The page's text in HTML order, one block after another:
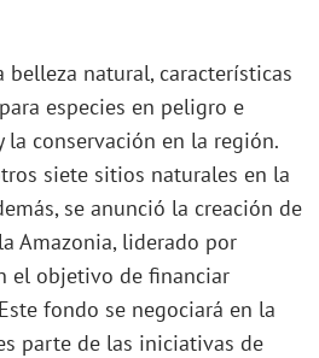
natural, características
especies en peligro e
conservación en la región.
siete sitios naturales en la
se anunció la creación de
Amazonia, liderado por
el objetivo de financiar
fondo se negociará en la
parte de las iniciativas de